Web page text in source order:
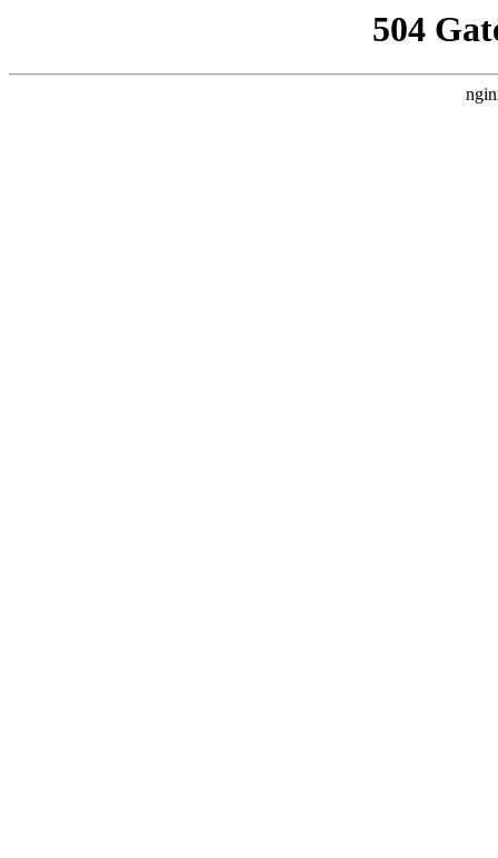
504